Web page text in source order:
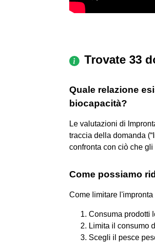
Trovate 33
Quale relazione
biocapacità?
Le valutazioni di
traccia della domanda
confronta con ciò che gli
Come possiamo
Come limitare
Consuma prodotti
Limita il consumo
Scegli il pesce